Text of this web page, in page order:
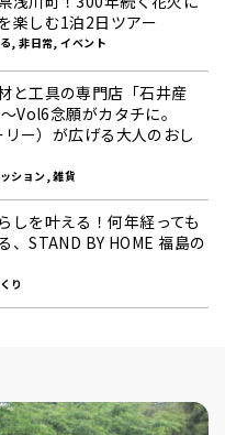
楽しむ1泊2日ツアー
, 非日常, イベント
と工具の専門店「石井産
Vol6念願がカタチに。
ー）が広げる大人のおし
ション, 雑貨
しを叶える！何年経っても
、STAND BY HOME 福島の
り